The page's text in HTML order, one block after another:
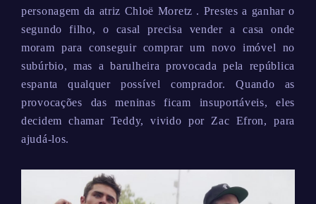
personagem da atriz Chloë Moretz . Prestes a ganhar o
segundo filho, o casal precisa vender a casa onde
moram para conseguir comprar um novo imóvel no
subúrbio, mas a barulheira provocada pela república
espanta qualquer possível comprador. Quando as
provocações das meninas ficam insuportáveis, eles
decidem chamar Teddy, vivido por Zac Efron, para
ajudá-los.